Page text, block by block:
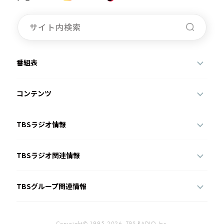
番組表
コンテンツ
TBSラジオ情報
TBSラジオ関連情報
TBSグループ関連情報